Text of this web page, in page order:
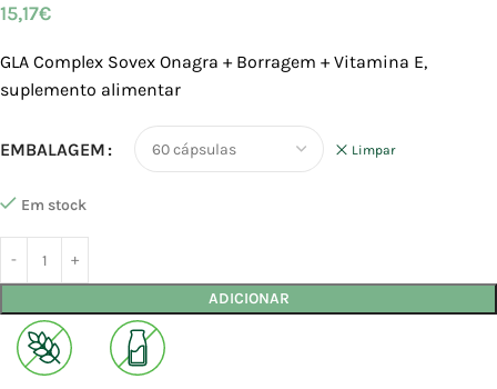
15,17€
GLA Complex Sovex Onagra + Borragem + Vitamina E,
suplemento alimentar
EMBALAGEM Limpar
Em stock
ADICIONAR